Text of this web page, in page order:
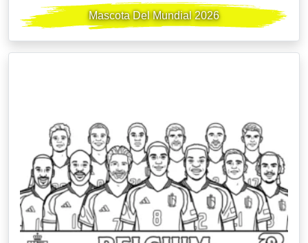
Mascota Del Mundial 2026